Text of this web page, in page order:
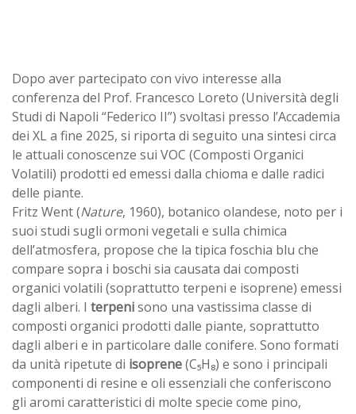
Dopo aver partecipato con vivo interesse alla
conferenza del Prof. Francesco Loreto (Università degli
Studi di Napoli “Federico II”) svoltasi presso l’Accademia
dei XL a fine 2025, si riporta di seguito una sintesi circa
le attuali conoscenze sui VOC (Composti Organici
Volatili) prodotti ed emessi dalla chioma e dalle radici
delle piante.
Fritz Went (Nature, 1960), botanico olandese, noto per i
suoi studi sugli ormoni vegetali e sulla chimica
dell’atmosfera, propose che la tipica foschia blu che
compare sopra i boschi sia causata dai composti
organici volatili (soprattutto terpeni e isoprene) emessi
dagli alberi. I terpenisono una vastissima classe di
composti organici prodotti dalle piante, soprattutto
dagli alberi e in particolare dalle conifere. Sono formati
da unità ripetute di isoprene(C₅H₈) e sono i principali
componenti di resine e oli essenziali che conferiscono
gli aromi caratteristici di molte specie come pino,